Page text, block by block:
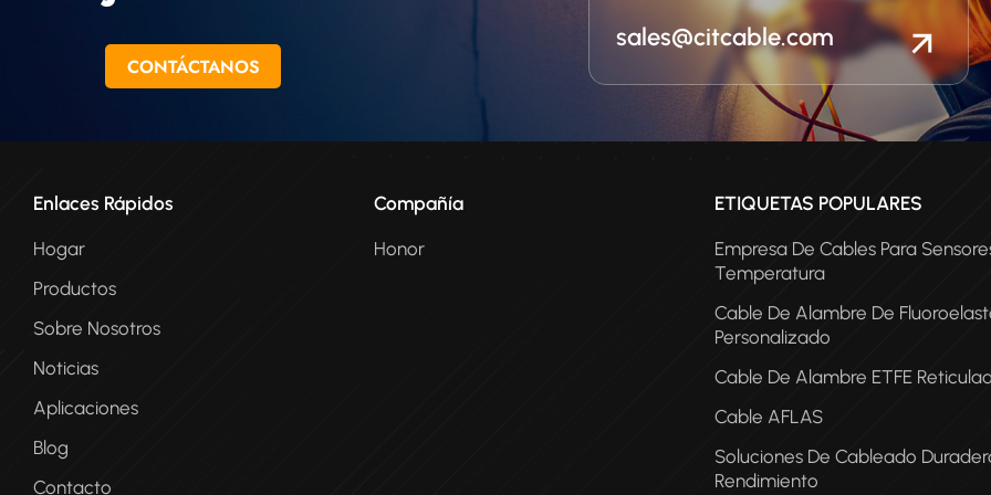
entorno operativo de sus
CONTÁCTANOS
sales@citcable.com
Enlaces Rápidos
Hogar
Productos
Sobre Nosotros
Noticias
Aplicaciones
Blog
Contacto
Compañía
Honor
ETIQUETAS POPULARES
Empresa De Cables Para
Temperatura
Cable De Alambre De
Personalizado
Cable De Alambre ETFE
Cable AFLAS
Soluciones De Cableado
Rendimiento